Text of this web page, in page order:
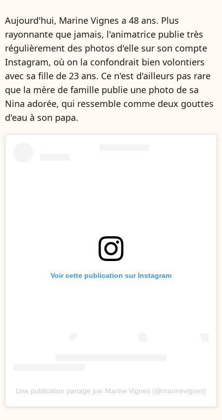
Aujourd'hui, Marine Vignes a 48 ans. Plus
rayonnante que jamais, l'animatrice publie très
régulièrement des photos d'elle sur son compte
Instagram, où on la confondrait bien volontiers
avec sa fille de 23 ans. Ce n'est d'ailleurs pas rare
que la mère de famille publie une photo de sa
Nina adorée, qui ressemble comme deux gouttes
d'eau à son papa.
Voir cette publication sur Instagram
Une publication partage par Marine Vignes (@marinevignes)